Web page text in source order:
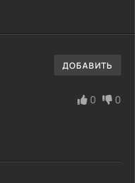
ДОБАВИТЬ
0 0